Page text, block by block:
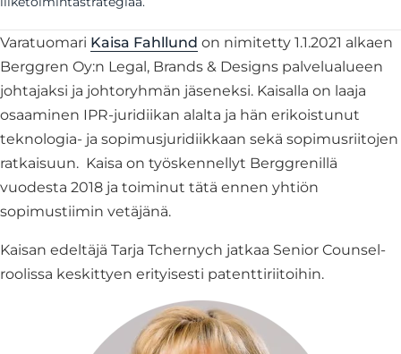
Varatuomari Kaisa Fahllund on nimitetty 1.1.2021 alkaen
Berggren Oy:n Legal, Brands & Designs palvelualueen
johtajaksi ja johtoryhmän jäseneksi. Kaisalla on laaja
osaaminen IPR-juridiikan alalta ja hän erikoistunut
teknologia- ja sopimusjuridiikkaan sekä sopimusriitojen
ratkaisuun. Kaisa on työskennellyt Berggrenillä
vuodesta 2018 ja toiminut tätä ennen yhtiön
sopimustiimin vetäjänä.
Kaisan edeltäjä Tarja Tchernych jatkaa Senior Counsel-
roolissa keskittyen erityisesti patenttiriitoihin.